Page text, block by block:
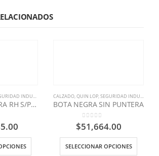
INDUSTRIAL
BOTA LISA NEGRA RH S/P DIELECTRICA
CALZADO,QUIN LOP,SEGURIDAD INDUSTRIAL
BOTA NEGRA SIN PUNTERA
0 out of 5
$51,664.00
SELECCIONAR OPCIONES